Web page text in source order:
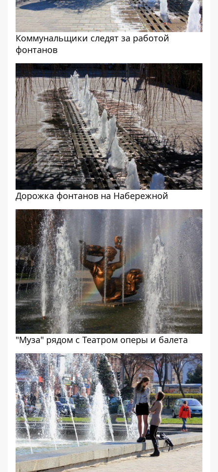
Коммунальщики следят за работой
фонтанов
Дорожка фонтанов на Набережной
"Муза" рядом с Театром оперы и балета